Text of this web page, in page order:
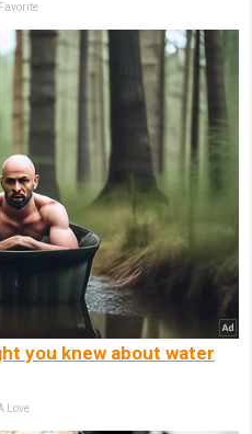
you knew about water
Love